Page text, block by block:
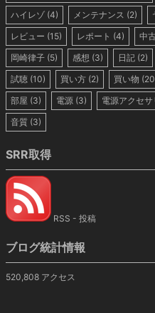
ハイレゾ (4) メンテナンス (2)
レビュー (15) レポート (4) 中
岡崎律子 (5) 感想 (3) 日記 (2)
試聴 (10) 買い方 (2) 買い物
部屋 (3) 電源 (3) 電源アクセサ
音質 (3)
SRR取得
RSS - 投稿
ブログ統計情報
520,808 アクセス